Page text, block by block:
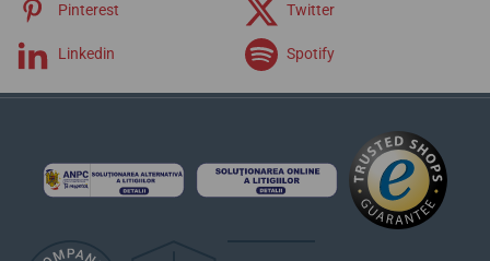
Pinterest Twitter
Linkedin Spotify